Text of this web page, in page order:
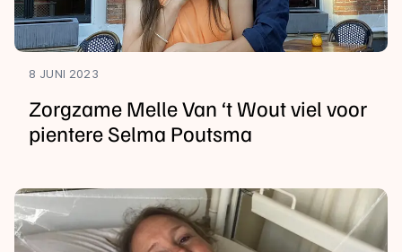
8 JUNI 2023
Zorgzame Melle Van ‘t Wout viel voor
pientere Selma Poutsma